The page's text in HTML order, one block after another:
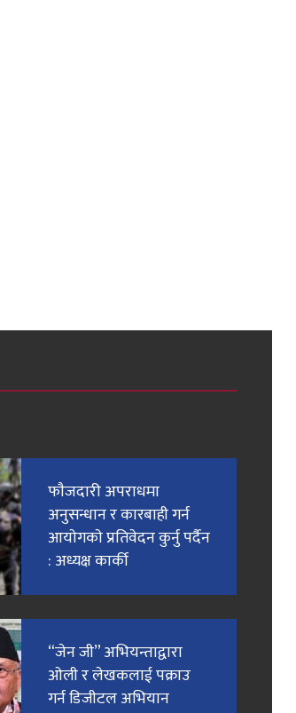
फाैजदारी अपराधमा
अनुसन्धान र कारबाही गर्न
आयाेगकाे प्रतिवेदन कुर्नु पर्दैन
: अध्यक्ष कार्की
“जेन जी” अभियन्ताद्वारा
ओली र लेखकलाई पक्राउ
गर्न डिजीटल अभियान